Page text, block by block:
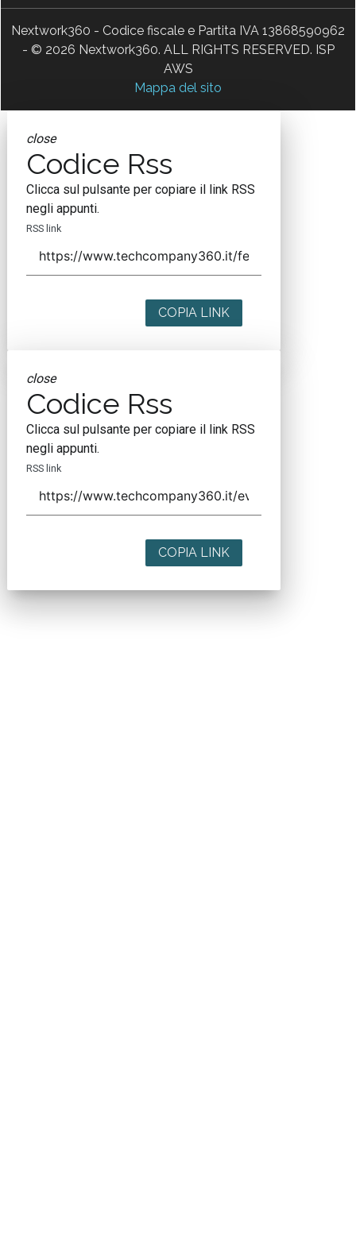
Nextwork360 - Codice fiscale e Partita IVA 13868590962
- © 2026 Nextwork360. ALL RIGHTS RESERVED. ISP
AWS
Mappa del sito
close
Codice Rss
Clicca sul pulsante per copiare il link RSS
negli appunti.
RSS link
COPIA LINK
close
Codice Rss
Clicca sul pulsante per copiare il link RSS
negli appunti.
RSS link
COPIA LINK